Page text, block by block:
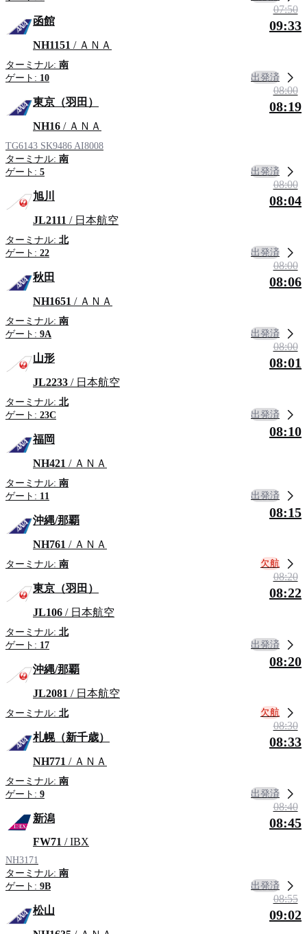
函館
NH1151 / ＡＮＡ
ターミナル: 南
ゲート: 10
07:50
09:33
出発済
東京（羽田）
NH16 / ＡＮＡ
TG6143 SK9486 AI8008
ターミナル: 南
ゲート: 5
08:00
08:19
出発済
旭川
JL2111 / 日本航空
ターミナル: 北
ゲート: 22
08:00
08:04
出発済
秋田
NH1651 / ＡＮＡ
ターミナル: 南
ゲート: 9A
08:00
08:06
出発済
山形
JL2233 / 日本航空
ターミナル: 北
ゲート: 23C
08:00
08:01
出発済
福岡
NH421 / ＡＮＡ
ターミナル: 南
ゲート: 11
08:10
出発済
沖縄/那覇
NH761 / ＡＮＡ
ターミナル: 南
08:15
欠航
東京（羽田）
JL106 / 日本航空
ターミナル: 北
ゲート: 17
08:20
08:22
出発済
沖縄/那覇
JL2081 / 日本航空
ターミナル: 北
08:20
欠航
札幌（新千歳）
NH771 / ＡＮＡ
ターミナル: 南
ゲート: 9
08:30
08:33
出発済
新潟
FW71 / IBX
NH3171
ターミナル: 南
ゲート: 9B
08:40
08:45
出発済
松山
08:55
09:02